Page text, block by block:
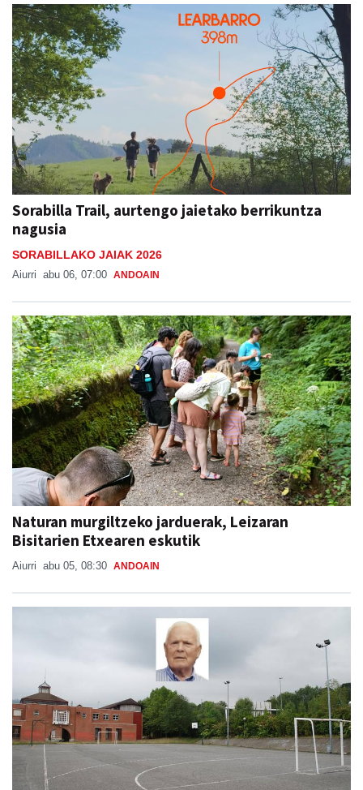
Sorabilla Trail, aurtengo jaietako berrikuntza
nagusia
SORABILLAKO JAIAK 2026
Aiurri abu 06, 07:00 ANDOAIN
Naturan murgiltzeko jarduerak, Leizaran
Bisitarien Etxearen eskutik
Aiurri abu 05, 08:30 ANDOAIN